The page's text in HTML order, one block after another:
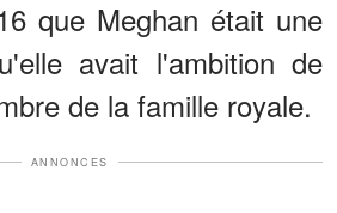
que Meghan était une
avait l'ambition de
de la famille royale.
ANNONCES